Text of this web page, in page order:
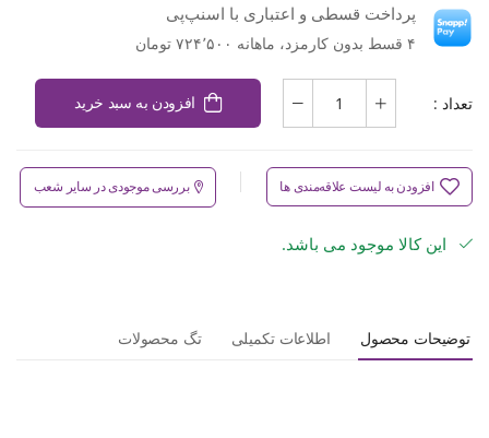
پرداخت قسطی و اعتباری با اسنپ‌پی
۴ قسط بدون کارمزد، ماهانه ۷۲۴٬۵۰۰ تومان
تعداد : افزودن به سبد خرید
افزودن به لیست علاقه‌مندی ها بررسی موجودی در سایر شعب
این کالا موجود می باشد.
توضیحات محصول اطلاعات تکمیلی تگ محصولات